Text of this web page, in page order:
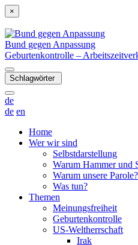
×
Bund gegen Anpassung
Geburtenkontrolle –
Schlagwörter
de
de en
Home
Wer wir sind
Selbstdarstellung
Warum Hammer und
Warum unsere Parole?
Was tun?
Themen
Meinungsfreiheit
Geburtenkontrolle
US-Weltherrschaft
Irak